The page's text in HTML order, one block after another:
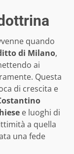
quando
di Milano,
ai
Questa
di crescita e
e luoghi di
a quella
una fede